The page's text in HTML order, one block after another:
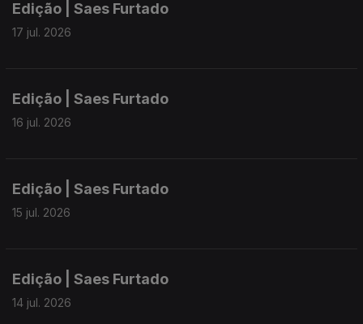
Edição | Saes Furtado
17 jul. 2026
Edição | Saes Furtado
16 jul. 2026
Edição | Saes Furtado
15 jul. 2026
Edição | Saes Furtado
14 jul. 2026